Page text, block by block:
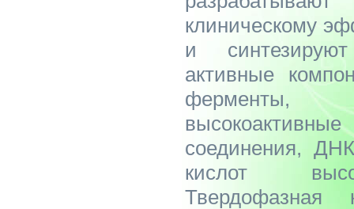
клиническому
и
активные
соединения,
кислот
Твердофазная